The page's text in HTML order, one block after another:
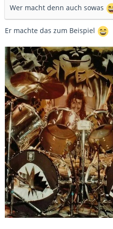
Wer macht denn auch sowas
Er machte das zum Beispiel